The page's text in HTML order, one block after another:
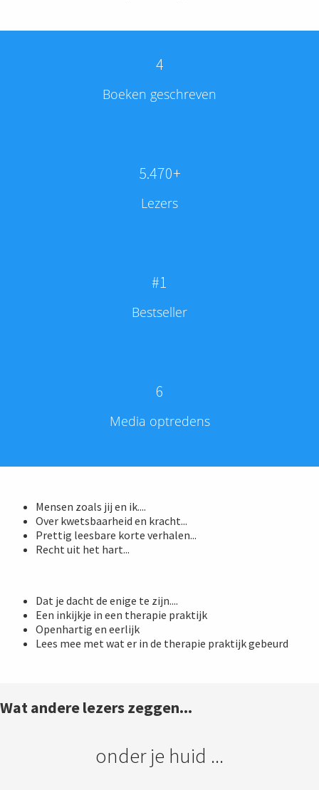
4
Boeken geschreven
5.470+
Lezers
#1
Bestseller
6
Media optredens
Mensen zoals jij en ik....
Over kwetsbaarheid en kracht...
Prettig leesbare korte verhalen...
Recht uit het hart...
Dat je dacht de enige te zijn....
Een inkijkje in een therapie praktijk
Openhartig en eerlijk
Lees mee met wat er in de therapie praktijk gebeurd
Wat andere lezers zeggen...
onder je huid ...